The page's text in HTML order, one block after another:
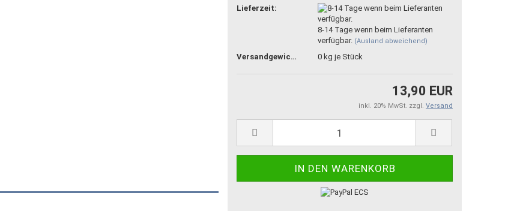
Lieferzeit:
8-14 Tage wenn beim Lieferanten
verfügbar. (Ausland abweichend)
Versandgewicht: 0 kg je Stück
13,90 EUR
inkl. 20% MwSt. zzgl. Versand